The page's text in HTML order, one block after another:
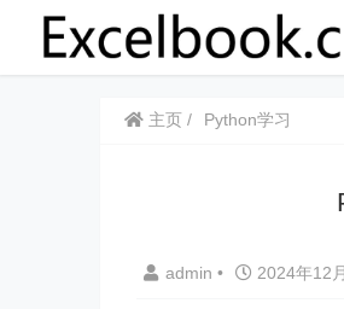
主页 Python学习
admin • 2024年12